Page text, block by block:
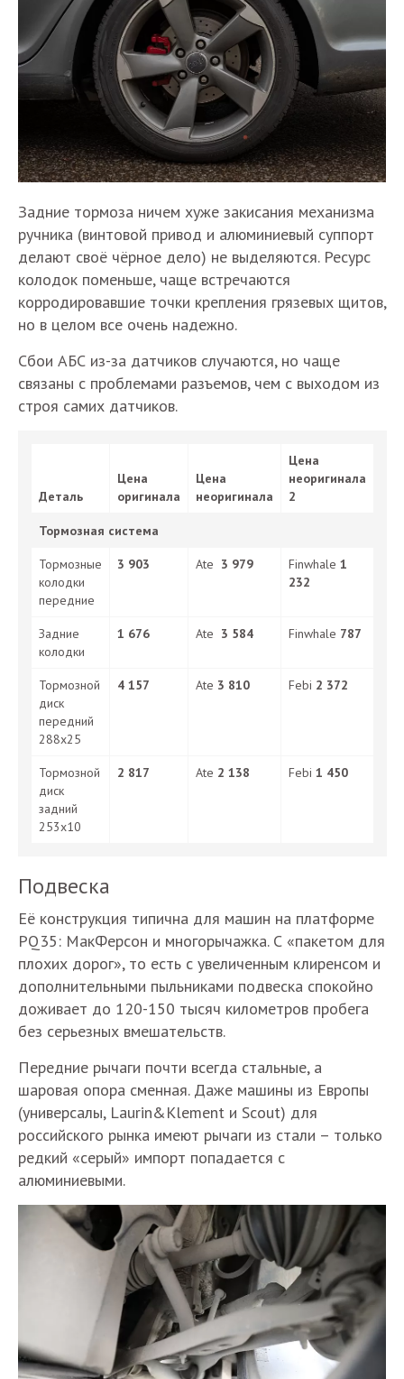
Задние тормоза ничем хуже закисания механизма
ручника (винтовой привод и алюминиевый суппорт
делают своё чёрное дело) не выделяются. Ресурс
колодок поменьше, чаще встречаются
корродировавшие точки крепления грязевых щитов,
но в целом все очень надежно.
Сбои АБС из-за датчиков случаются, но чаще
связаны с проблемами разъемов, чем с выходом из
строя самих датчиков.
Деталь
Цена
оригинала
Цена
неоригинала
Цена
неоригинала
2
Тормозная система
Тормозные
колодки
передние
3 903 Ate 3 979 Finwhale 1
232
Задние
колодки
1 676 Ate 3 584 Finwhale 787
Тормозной
диск
передний
288x25
4 157 Ate 3 810 Febi 2 372
Тормозной
диск
задний
253x10
2 817 Ate 2 138 Febi 1 450
Подвеска
Её конструкция типична для машин на платформе
PQ35: МакФерсон и многорычажка. С «пакетом для
плохих дорог», то есть с увеличенным клиренсом и
дополнительными пыльниками подвеска спокойно
доживает до 120-150 тысяч километров пробега
без серьезных вмешательств.
Передние рычаги почти всегда стальные, а
шаровая опора сменная. Даже машины из Европы
(универсалы, Laurin&Klement и Scout) для
российского рынка имеют рычаги из стали – только
редкий «серый» импорт попадается с
алюминиевыми.